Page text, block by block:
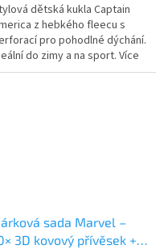
dětská kukla Captain
z hebkého fleecu s
pro pohodlné dýchání.
do zimy a na sport. Více
s
sada Marvel –
3D kovový přívěsek +